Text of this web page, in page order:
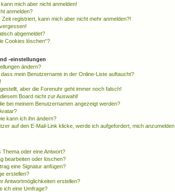
mich aber nicht anmelden!
anmelden?
registriert, kann mich aber nicht mehr anmelden?!
abgemeldet?
Cookies löschen“?
-einstellungen
ändern?
mein Benutzername in der Online-Liste auftaucht?
aber die Forenuhr geht immer noch falsch!
Board nicht zur Auswahl!
bei meinem Benutzernamen angezeigt werden?
kann ich ihn ändern?
auf den E-Mail-Link klicke, werde ich aufgefordert, mich anzumelden.
Thema oder eine Antwort?
bearbeiten oder löschen?
eine Signatur anfügen?
erstellen?
Antwortmöglichkeiten erstellen?
ich eine Umfrage?